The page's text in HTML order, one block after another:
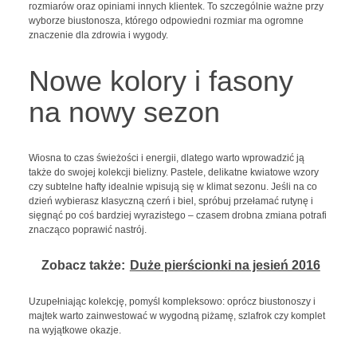
rozmiarów oraz opiniami innych klientek. To szczególnie ważne przy
wyborze biustonosza, którego odpowiedni rozmiar ma ogromne
znaczenie dla zdrowia i wygody.
Nowe kolory i fasony
na nowy sezon
Wiosna to czas świeżości i energii, dlatego warto wprowadzić ją
także do swojej kolekcji bielizny. Pastele, delikatne kwiatowe wzory
czy subtelne hafty idealnie wpisują się w klimat sezonu. Jeśli na co
dzień wybierasz klasyczną czerń i biel, spróbuj przełamać rutynę i
sięgnąć po coś bardziej wyrazistego – czasem drobna zmiana potrafi
znacząco poprawić nastrój.
Zobacz także: Duże pierścionki na jesień 2016
Uzupełniając kolekcję, pomyśl kompleksowo: oprócz biustonoszy i
majtek warto zainwestować w wygodną piżamę, szlafrok czy komplet
na wyjątkowe okazje.